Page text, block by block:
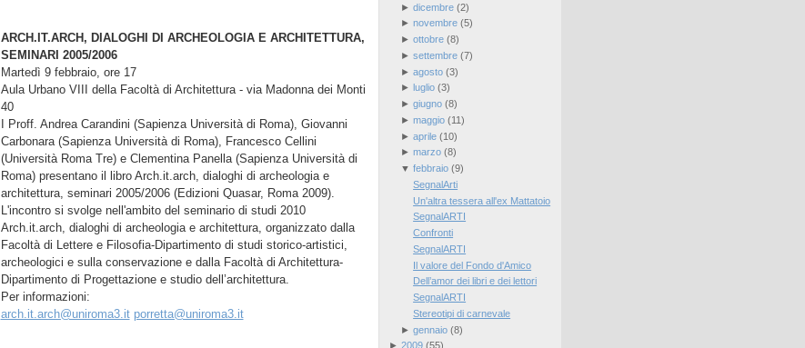
ARCH.IT.ARCH, DIALOGHI DI ARCHEOLOGIA E ARCHITETTURA,
SEMINARI 2005/2006
Martedì 9 febbraio, ore 17
Aula Urbano VIII della Facoltà di Architettura - via Madonna dei Monti
40
I Proff. Andrea Carandini (Sapienza Università di Roma), Giovanni
Carbonara (Sapienza Università di Roma), Francesco Cellini
(Università Roma Tre) e Clementina Panella (Sapienza Università di
Roma) presentano il libro Arch.it.arch, dialoghi di archeologia e
architettura, seminari 2005/2006 (Edizioni Quasar, Roma 2009).
L'incontro si svolge nell'ambito del seminario di studi 2010
Arch.it.arch, dialoghi di archeologia e architettura, organizzato dalla
Facoltà di Lettere e Filosofia-Dipartimento di studi storico-artistici,
archeologici e sulla conservazione e dalla Facoltà di Architettura-
Dipartimento di Progettazione e studio dell’architettura.
Per informazioni:
arch.it.arch@uniroma3.it porretta@uniroma3.it
► dicembre(2)
► novembre(5)
► ottobre(8)
► settembre(7)
► agosto(3)
► luglio(3)
► giugno(8)
► maggio(11)
► aprile(10)
► marzo(8)
▼ febbraio(9)
SegnalArti
Un'altra tessera all'ex Mattatoio
SegnalARTI
Confronti
SegnalARTI
Il valore del Fondo d'Amico
Dell’amor dei libri e dei lettori
SegnalARTI
Stereotipi di carnevale
► gennaio(8)
► 2009(55)